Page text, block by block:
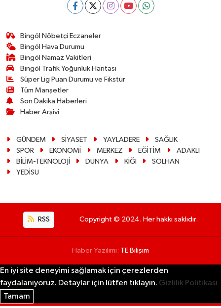
Bingöl Nöbetçi Eczaneler
Bingöl Hava Durumu
Bingöl Namaz Vakitleri
Bingöl Trafik Yoğunluk Haritası
Süper Lig Puan Durumu ve Fikstür
Tüm Manşetler
Son Dakika Haberleri
Haber Arşivi
GÜNDEM SİYASET YAYLADERE
SAĞLIK
SPOR
EKONOMİ MERKEZ EĞİTİM
ADAKLI
BİLİM-TEKNOLOJİ
DÜNYA KİĞI
SOLHAN
YEDİSU
RSS Copyright © 2024. Her hakkı saklıdır.
Haber Yazılımı: TE Bilişim
En iyi site deneyimi sağlamak için çerezlerden
faydalanıyoruz. Detaylar için lütfen tıklayın. Gizlilik Politikası
Tamam